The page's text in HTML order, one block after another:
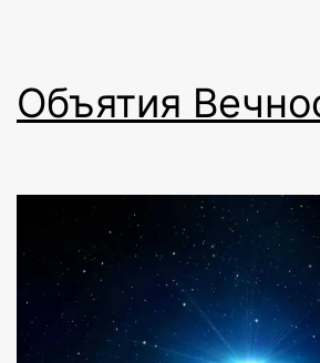
Объятия